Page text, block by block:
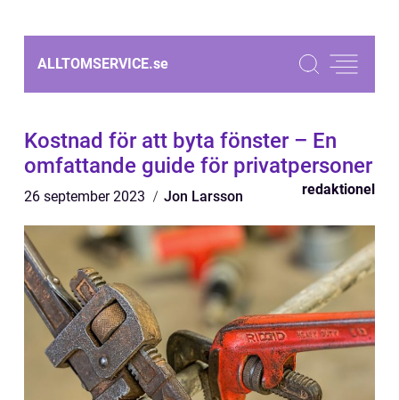
ALLTOMSERVICE.se
Kostnad för att byta fönster – En
omfattande guide för privatpersoner
26 september 2023 Jon Larsson redaktionel